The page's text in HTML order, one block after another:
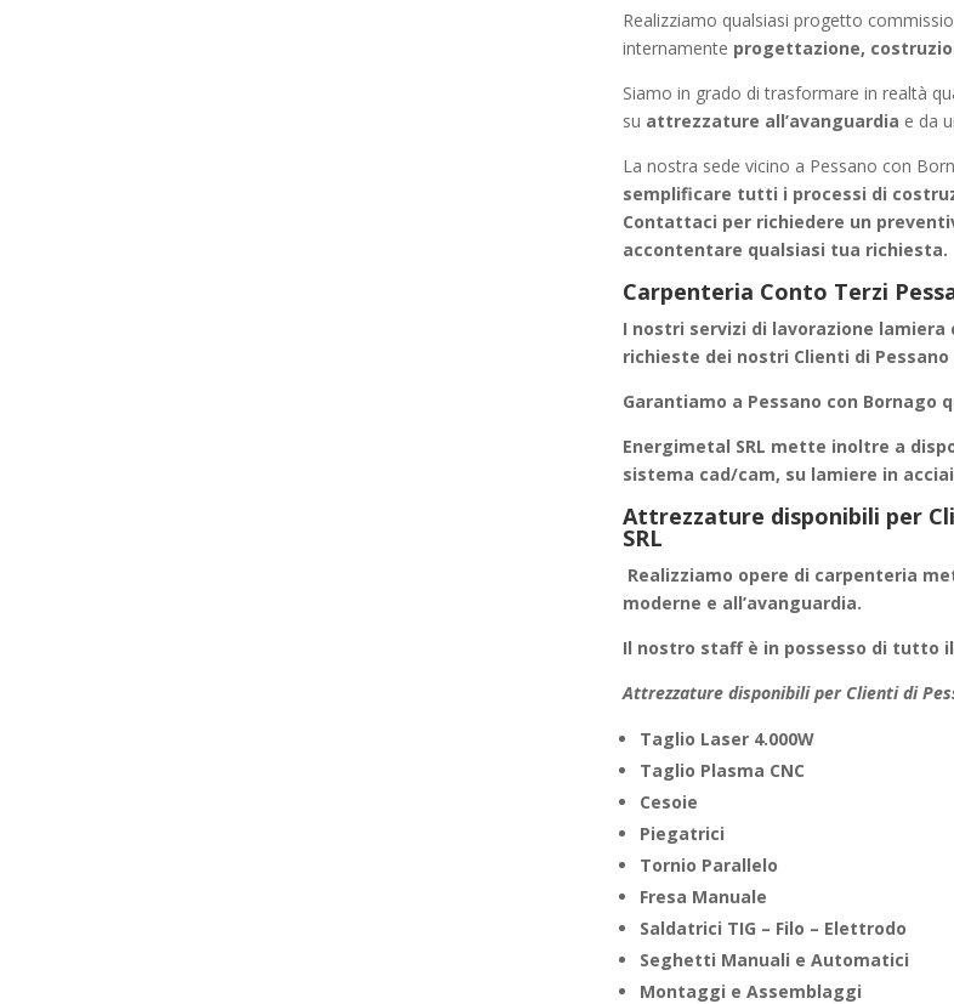
Realizziamo qualsiasi progetto
internamente progettazione,
Siamo in grado di trasformare in realtà
su attrezzature all’avanguardia e da
La nostra sede vicino a Pessano con
semplificare tutti i processi di
Contattaci per richiedere un
accontentare qualsiasi tua richiesta.
Carpenteria Conto Terzi
I nostri servizi di lavorazione lamiera
richieste dei nostri Clienti di Pessano
Garantiamo a Pessano con Bornago
Energimetal SRL mette inoltre a
sistema cad/cam, su lamiere in
Attrezzature disponibili per
SRL
Realizziamo opere di carpenteria
moderne e all’avanguardia.
Il nostro staff è in possesso di tutto
Attrezzature disponibili per Clienti di
Taglio Laser 4.000W
Taglio Plasma CNC
Cesoie
Piegatrici
Tornio Parallelo
Fresa Manuale
Saldatrici TIG – Filo – Elettrodo
Seghetti Manuali e Automatici
Montaggi e Assemblaggi